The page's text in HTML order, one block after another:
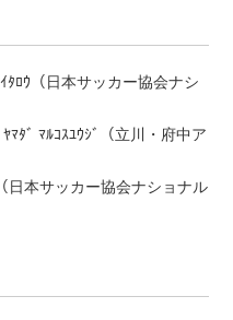
ｳ（日本サッカー協会ナシ
ﾞ ﾏﾙｺｽﾕｳｼﾞ（立川・府中ア
本サッカー協会ナショナル